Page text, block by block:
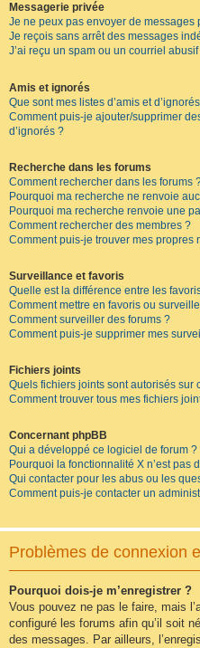
Messagerie privée
Je ne peux pas envoyer de messages
Je reçois sans arrêt des messages
J’ai reçu un spam ou un courriel
Amis et ignorés
Que sont mes listes d’amis et
Comment puis-je ajouter/supprimer
d’ignorés ?
Recherche dans les forums
Comment rechercher dans les forums
Pourquoi ma recherche ne renvoie
Pourquoi ma recherche renvoie une
Comment rechercher des membres ?
Comment puis-je trouver mes propres
Surveillance et favoris
Quelle est la différence entre les
Comment mettre en favoris ou
Comment surveiller des forums ?
Comment puis-je supprimer mes
Fichiers joints
Quels fichiers joints sont autorisés sur
Comment trouver tous mes fichiers
Concernant phpBB
Qui a développé ce logiciel de forum ?
Pourquoi la fonctionnalité X n’est pas
Qui contacter pour les abus ou les
Comment puis-je contacter un
Problèmes de connexion
Pourquoi dois-je m’enregistrer ?
Vous pouvez ne pas le faire, mais
configuré les forums afin qu’il soit
des messages. Par ailleurs,